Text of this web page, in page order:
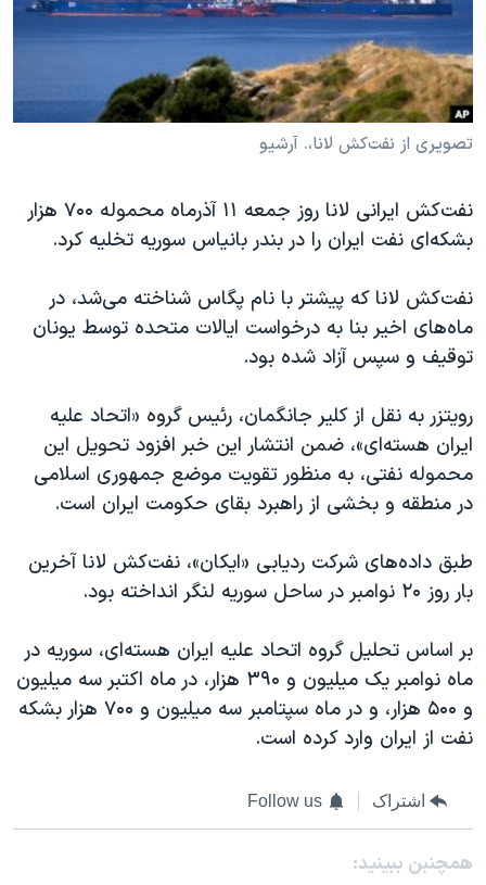
فرهنگ و زندگی
حقوق شهروندی
اقتصادی
علم و فناوری
گالری عکس
آرشیو پخش زنده
مستندها
انتخابات ریاست جمهوری آمریکا ۲۰۲۴
حمله جمهوری اسلامی به اسرائیل
رمز مهسا
اعتراضات زن، زندگی، آزادی
مجموعه مستندهای دادخواهی
تریبونال مردمی آبان ۹۸
دادگاه حمید نوری
چهل سال گروگان‌گیری
قانون شفافیت دارائی کادر رهبری ایران
اعتراضات مردمی آبان ۹۸
اسرائیل در جنگ
همایش محافظه‌کاران آمریکا «سی‌پک»
صفحه‌های ویژه
سفر پرزیدنت ترامپ به چین
دنبال کنید
تصویری از نفت‌کش لانا،. آرشیو
نفت‌کش ایرانی لانا روز جمعه ١١ آذرماه محموله ۰۰
٧ هزار
بشکه‌ای نفت ایران را در بندر بانیاس سوریه تخلیه کرد.
نفت‌کش لانا که پیشتر با نام پگاس شناخته می‌شد، در
ماه‌های اخیر بنا به درخواست ایالات متحده توسط یونان
توقیف و سپس آزاد شده بود.
رویتزر به نقل از کلیر جانگمان، رئیس گروه «اتحاد علیه
ایران هسته‌ای»، ضمن انتشار این خبر افزود تحویل این
محموله نفتی، به منظور تقویت موضع جمهوری اسلامی
در منطقه و بخشی از راهبرد بقای حکومت ایران است.
طبق داده‌های شرکت ردیابی «ایکان»، نفت‌کش لانا آخرین
بار روز ۰٢ نوامبر در ساحل سوریه لنگر انداخته بود.
بر اساس تحلیل گروه اتحاد علیه ایران هسته‌ای، سوریه در
ماه نوامبر یک میلیون و ٣٩۰ هزار، در ماه اکتبر سه میلیون
و ۵۰۰ هزار، و در ماه سپتامبر
سه میلیون و ٧۰۰ هزار بشکه
نفت از ایران وارد کرده است.
اشتراک Follow us
همچنبن ببینید: